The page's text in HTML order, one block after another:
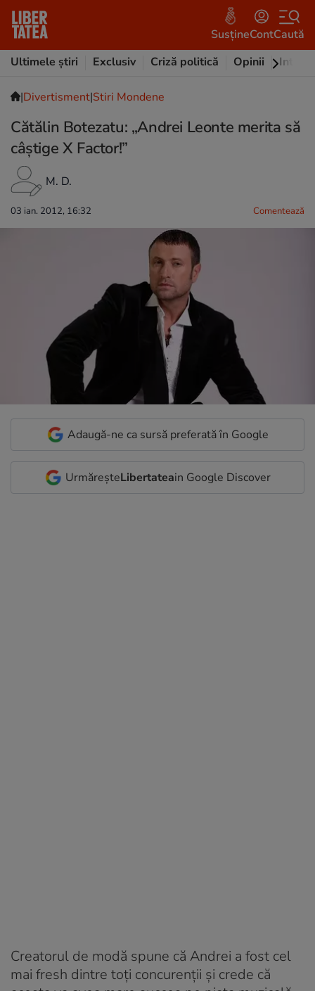
SusțineContCaută
Ultimele știri
Exclusiv Criză politică Opinii
|Divertisment|Stiri Mondene
Cătălin Botezatu: „Andrei Leonte merita să
câștige X Factor!”
M. D.
03 ian. 2012, 16:32 Comentează
Adaugă-ne ca sursă preferată în Google
UrmăreșteLibertateain Google Discover
Creatorul de modă spune că Andrei a fost cel
mai fresh dintre toți concurenții și crede că